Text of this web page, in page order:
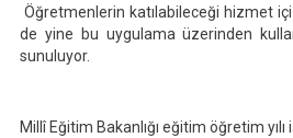
Öğretmenlerin katılabileceği hizmet
de yine bu uygulama üzerinden
sunuluyor.
Millî Eğitim Bakanlığı eğitim öğretim yılı